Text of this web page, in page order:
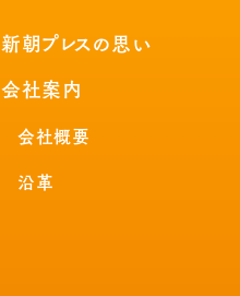
新朝プレスの思い
会社案内
会社概要
沿革